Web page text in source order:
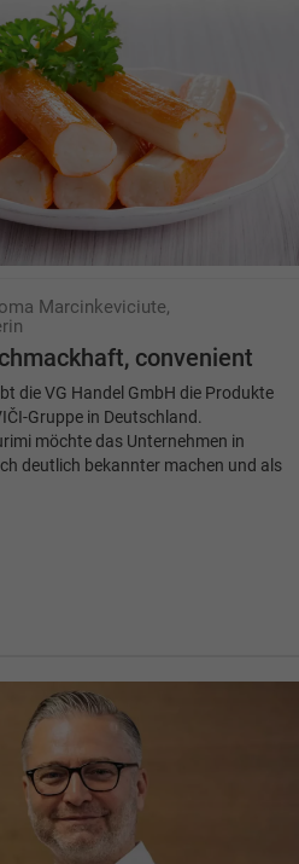
Marcinkeviciute,
convenient
die VG Handel GmbH die Produkte
Gruppe in Deutschland.
möchte das Unternehmen in
deutlich bekannter machen und als